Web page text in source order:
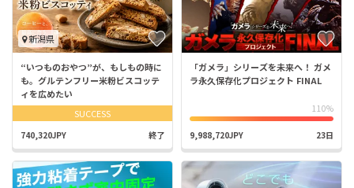
新潟県
“いつものおやつ”が、もしもの時に
も。グルテンフリー米粉ビスコッテ
ィを広めたい
SUCCESS
740,320JPY 終了
「ガメラ」シリーズを未来へ！ ガメ
ラ永久保存化プロジェクト FINAL
110%
9,988,720JPY 23日